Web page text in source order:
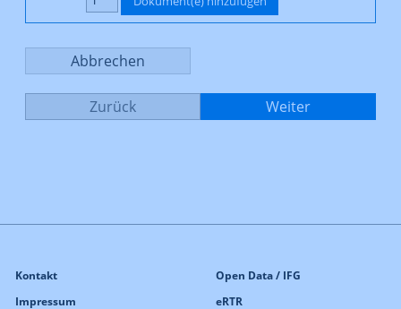
Kontakt
Impressum
Open Data / IFG
eRTR